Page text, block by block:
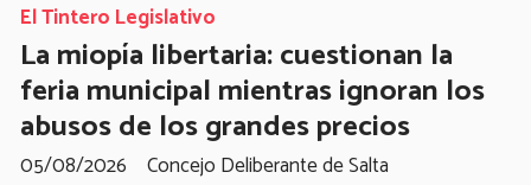
La miopía libertaria: cuestionan la
feria municipal mientras ignoran los
abusos de los grandes precios
Concejo Deliberante de Salta
El Tintero Legislativo
05/08/2026